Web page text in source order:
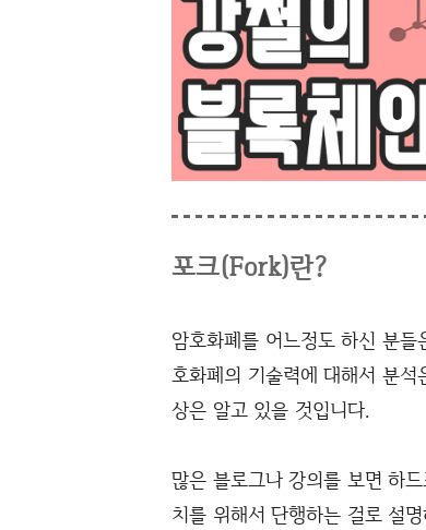
포크(Fork)란?
암호화폐를 어느정도 하신 분
호화폐의 기술력에 대해서 분
상은 알고 있을 것입니다.
많은 블로그나 강의를 보면 하
치를 위해서 단행하는 걸로 설